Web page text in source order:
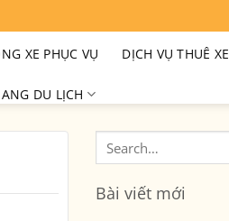
XE PHỤC VỤ DỊCH VỤ THUÊ XE
DU LỊCH
Bài viết mới